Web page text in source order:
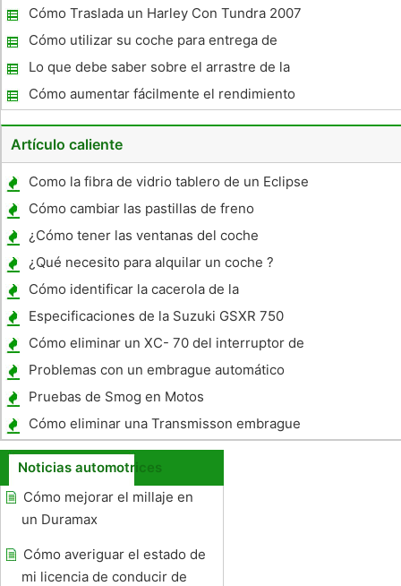
una transmisión automática
Cómo Traslada un Harley Con Tundra 2007
Cómo utilizar su coche para entrega de
paquetes
Lo que debe saber sobre el arrastre de la
rueda delantera de vehículos de tracción a
Cómo aumentar fácilmente el rendimiento
de gasolina
Artículo caliente
Como la fibra de vidrio tablero de un Eclipse
Cómo cambiar las pastillas de freno
delantero en un Suzuki Grand Vitara
¿Cómo tener las ventanas del coche
tintados, buen gusto
¿Qué necesito para alquilar un coche ?
Cómo identificar la cacerola de la
transmisión
Especificaciones de la Suzuki GSXR 750
Cómo eliminar un XC- 70 del interruptor de
encendido Volvo
Problemas con un embrague automático
Pruebas de Smog en Motos
Cómo eliminar una Transmisson embrague
Polea Desde una Harley Davidson Softail
Noticias automotrices
Cómo mejorar el millaje en
un Duramax
Cómo averiguar el estado de
mi licencia de conducir de